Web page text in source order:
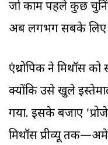
जो काम पहले कुछ
अब लगभग सबके लिए
एंथ्रोपिक ने मिथॉस को
क्योंकि उसे खुले
गया. इसके बजाए
मिथॉस प्रीव्यू